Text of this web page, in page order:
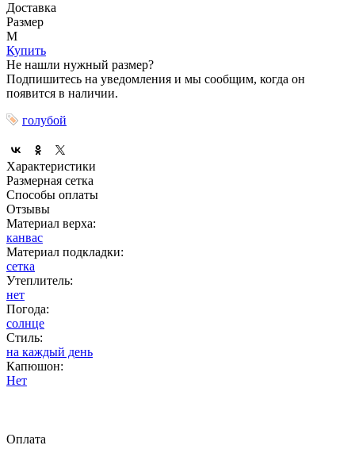
Доставка
Размер
M
Купить
Не нашли нужный размер?
Подпишитесь на уведомления и мы сообщим, когда он
появится в наличии.
голубой
Характеристики
Размерная сетка
Способы оплаты
Отзывы
Материал верха:
канвас
Материал подкладки:
сетка
Утеплитель:
нет
Погода:
солнце
Стиль:
на каждый день
Капюшон:
Нет
Оплата